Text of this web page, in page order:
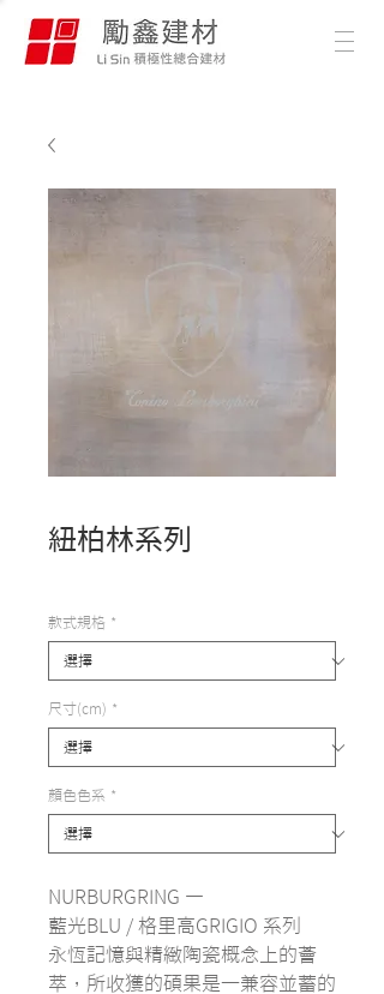
紐柏林系列
款式規格 *
尺寸(cm) *
顏色色系 *
NURBURGRING —
藍光BLU / 格里高GRIGIO 系列
永恆記憶與精緻陶瓷概念上的薈
萃，所收獲的碩果是一兼容並蓄的